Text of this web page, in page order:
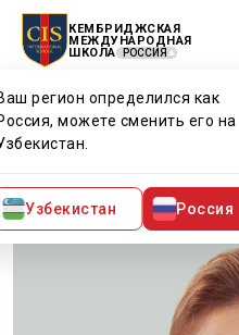
КЕМБРИДЖСКАЯ
МЕЖДУНАРОДНАЯ
ШКОЛА
РОССИЯ
регион определился как
можете сменить его на
Узбекистан Россия
Меню